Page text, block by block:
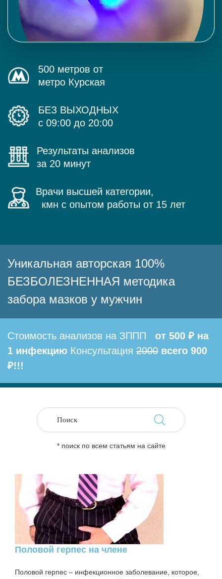
500 метров от
метро Курская
БЕЗ ВЫХОДНЫХ
с 09:00 до 20:00
Результаты анализов
за 20 минут
Врачи высшей категории,
кмн с опытом работы от 15 лет
Уникальная авторская 100%
БЕЗБОЛЕЗНЕННАЯ методика
забора мазков у мужчин
Стоимость анализов на ЗППП
от 500 ₽ на
1 инфекцию Консультация 2000 всего 900
₽!!!
* поиск по всем статьям на сайте
Половой герпес на члене
Половой герпес – инфекционное заболевание, которое,